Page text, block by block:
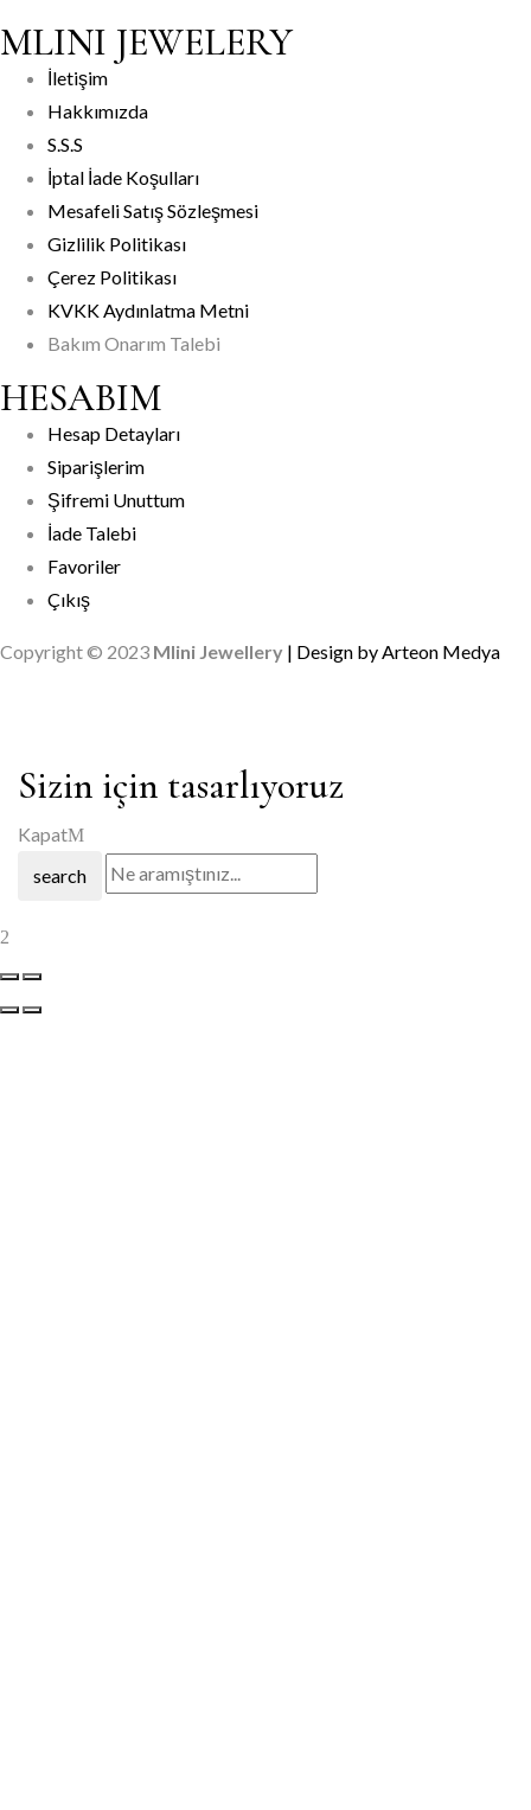
MLINI JEWELERY
İletişim
Hakkımızda
S.S.S
İptal İade Koşulları
Mesafeli Satış Sözleşmesi
Gizlilik Politikası
Çerez Politikası
KVKK Aydınlatma Metni
Bakım Onarım Talebi
HESABIM
Hesap Detayları
Siparişlerim
Şifremi Unuttum
İade Talebi
Favoriler
Çıkış
Copyright © 2023 Mlini Jewellery | Design by Arteon Medya
Sizin için tasarlıyoruz
Kapat
search